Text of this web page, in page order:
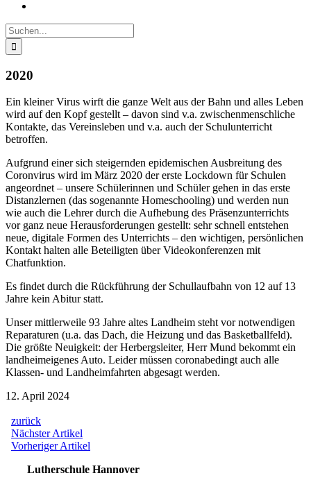
Suche
nach:
2020
Ein kleiner Virus wirft die ganze Welt aus der Bahn und alles Leben
wird auf den Kopf gestellt – davon sind v.a. zwischenmenschliche
Kontakte, das Vereinsleben und v.a. auch der Schulunterricht
betroffen.
Aufgrund einer sich steigernden epidemischen Ausbreitung des
Coronvirus wird im März 2020 der erste Lockdown für Schulen
angeordnet – unsere Schülerinnen und Schüler gehen in das erste
Distanzlernen (das sogenannte Homeschooling) und werden nun
wie auch die Lehrer durch die Aufhebung des Präsenzunterrichts
vor ganz neue Herausforderungen gestellt: sehr schnell entstehen
neue, digitale Formen des Unterrichts – den wichtigen, persönlichen
Kontakt halten alle Beteiligten über Videokonferenzen mit
Chatfunktion.
Es findet durch die Rückführung der Schullaufbahn von 12 auf 13
Jahre kein Abitur statt.
Unser mittlerweile 93 Jahre altes Landheim steht vor notwendigen
Reparaturen (u.a. das Dach, die Heizung und das Basketballfeld).
Die größte Neuigkeit: der Herbergsleiter, Herr Mund bekommt ein
landheimeigenes Auto. Leider müssen coronabedingt auch alle
Klassen- und Landheimfahrten abgesagt werden.
12. April 2024
zurück
Beitragsnavigation
Nächster Artikel
Artikel:
Vorheriger Artikel
Lutherschule Hannover